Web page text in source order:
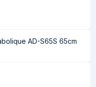
AD-S65S 65cm